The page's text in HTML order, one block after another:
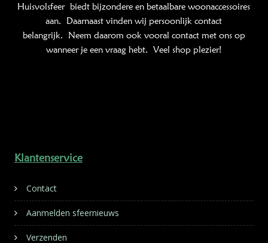
Huisvolsfeer biedt bijzondere en betaalbare woonaccessoires
aan. Daarnaast vinden wij persoonlijk contact
belangrijk. Neem daarom ook vooral contact met ons op
wanneer je een vraag hebt. Veel shop plezier!
Klantenservice
Contact
Aanmelden sfeernieuws
Verzenden